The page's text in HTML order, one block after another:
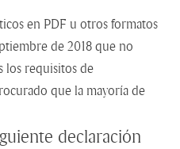
en PDF u otros formatos
de 2018 que no
los requisitos de
que la mayoría de
declaración